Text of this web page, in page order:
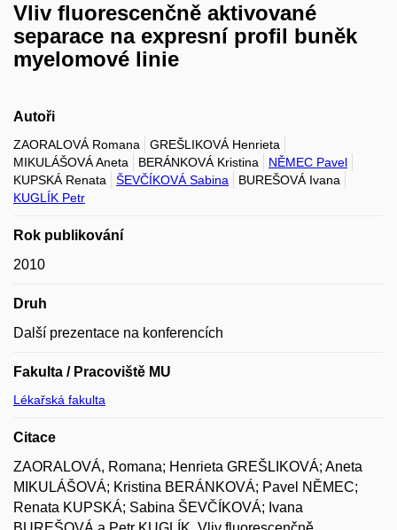
Vliv fluorescenčně aktivované
separace na expresní profil buněk
myelomové linie
Autoři
ZAORALOVÁ Romana
GREŠLIKOVÁ Henrieta
MIKULÁŠOVÁ Aneta
BERÁNKOVÁ Kristina
NĚMEC Pavel
KUPSKÁ Renata
ŠEVČÍKOVÁ Sabina
BUREŠOVÁ Ivana
KUGLÍK Petr
Rok publikování
2010
Druh
Další prezentace na konferencích
Fakulta / Pracoviště MU
Lékařská fakulta
Citace
ZAORALOVÁ, Romana; Henrieta GREŠLIKOVÁ; Aneta
MIKULÁŠOVÁ; Kristina BERÁNKOVÁ; Pavel NĚMEC;
Renata KUPSKÁ; Sabina ŠEVČÍKOVÁ; Ivana